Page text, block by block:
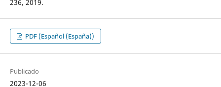
236, 2019.
PDF (Español (España))
Publicado
2023-12-06